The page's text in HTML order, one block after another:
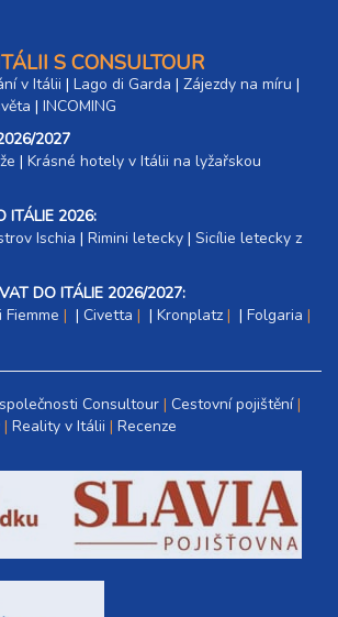
S CONSULTOUR
v Itálii | Lago di Garda | Zájezdy na míru |
| INCOMING
2027
|​ Krásné hotely v Itálii na lyžařskou
ITÁLIE 2026:
Ischia | Rimini letecky | Sicílie letecky z
DO ITÁLIE 2026/2027:
Fiemme | Civetta | Kronplatz | Folgaria
Consultour Cestovní pojištění
Reality v Itálii Recenze